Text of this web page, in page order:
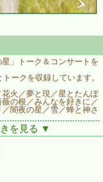
」トーク＆コンサートを
ークを収録しています。
火／夢と現／星とたんぽ
の根／みんなを好きに／
闇夜の星／雪／蜂と神さ
子みすゞ」
を見る ▼